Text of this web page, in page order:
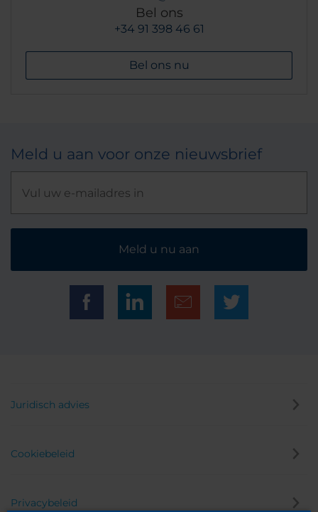
Bel ons
+34 91 398 46 61
Bel ons nu
Meld u aan voor onze nieuwsbrief
Meld u nu aan
Juridisch advies
Cookiebeleid
Privacybeleid